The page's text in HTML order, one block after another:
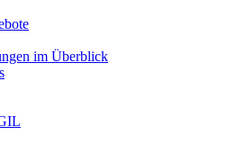
im Überblick